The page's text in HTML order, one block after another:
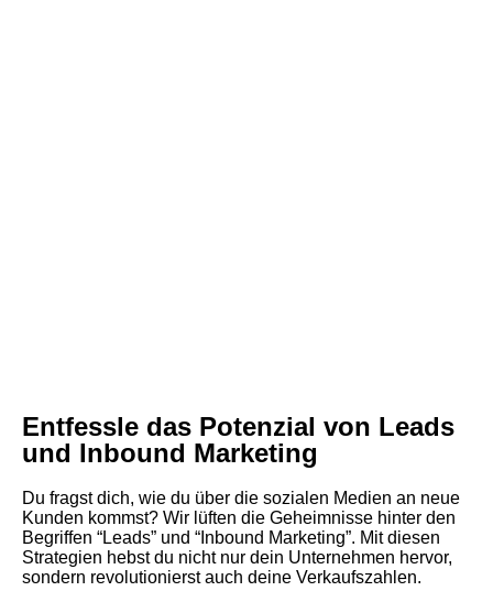
Entfessle das Potenzial von Leads
und Inbound Marketing
Du fragst dich, wie du über die sozialen Medien an neue
Kunden kommst? Wir lüften die Geheimnisse hinter den
Begriffen “Leads” und “Inbound Marketing”. Mit diesen
Strategien hebst du nicht nur dein Unternehmen hervor,
sondern revolutionierst auch deine Verkaufszahlen.